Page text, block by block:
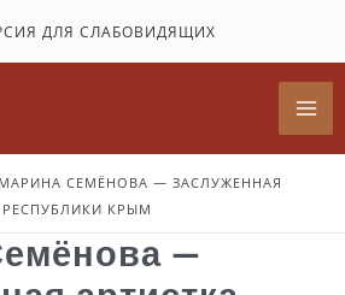
ДЛЯ СЛАБОВИДЯЩИХ
МАРИНА СЕМЁНОВА — ЗАСЛУЖЕННАЯ
КРЫМ
—